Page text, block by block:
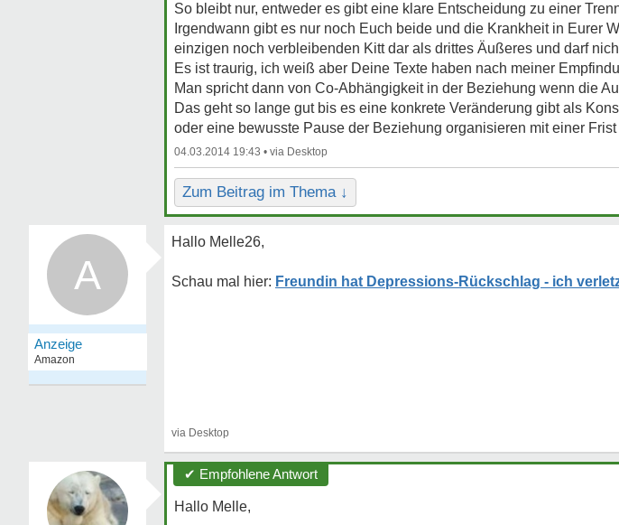
So bleibt nur, entweder es gibt eine klare Entscheidung zu einer
Irgendwann gibt es nur noch Euch beide und die Krankheit in Eurer
einzigen noch verbleibenden Kitt dar als drittes Äußeres und darf
Es ist traurig, ich weiß aber Deine Texte haben nach meiner
Man spricht dann von Co-Abhängigkeit in der Beziehung wenn die
Das geht so lange gut bis es eine konkrete Veränderung gibt als
oder eine bewusste Pause der Beziehung organisieren mit einer
04.03.2014 19:43 •
Zum Beitrag im Thema ↓
A
Hallo Melle26,
Freundin hat Depressions-Rückschlag - ich
✔ Empfohlene Antwort
Hallo Melle,